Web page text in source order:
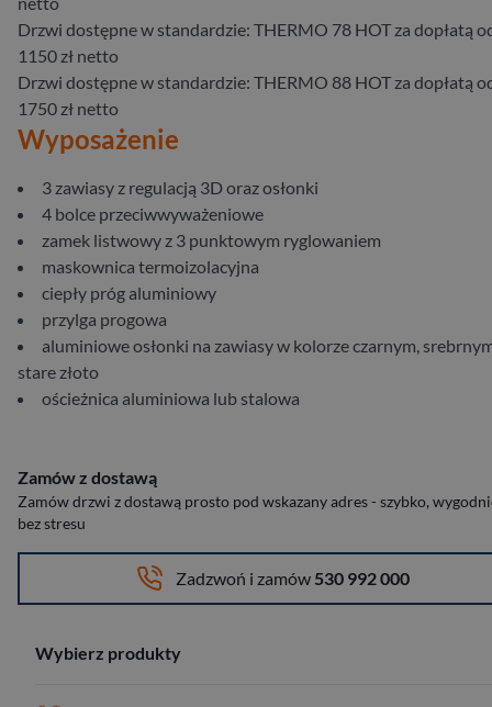
Drzwi dostępne w standardzie: THERMO 78 HOT za dopłatą
1150 zł netto
Drzwi dostępne w standardzie: THERMO 88 HOT za dopłatą
1750 zł netto
Wyposażenie
3 zawiasy z regulacją 3D oraz osłonki
4 bolce przeciwwyważeniowe
zamek listwowy z 3 punktowym ryglowaniem
maskownica termoizolacyjna
ciepły próg aluminiowy
przylga progowa
aluminiowe osłonki na zawiasy w kolorze czarnym,
stare złoto
ościeżnica aluminiowa lub stalowa
Zamów z dostawą
Zamów drzwi z dostawą prosto pod wskazany adres - szybko,
bez stresu
Zadzwoń i zamów 530 992 000
Wybierz produkty